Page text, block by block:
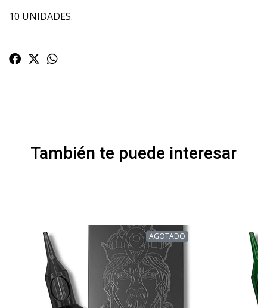
10 UNIDADES.
También te puede interesar
AGOTADO